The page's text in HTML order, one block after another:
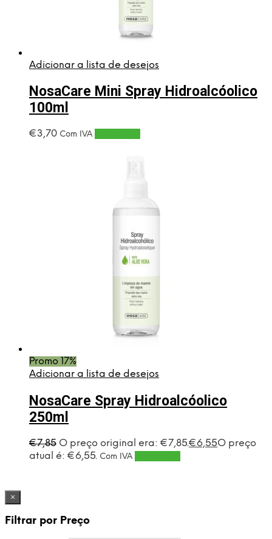
Adicionar a lista de desejos
NosaCare Mini Spray Hidroalcóolico
100ml
€3,70 Com IVA
Promo 17%
Adicionar a lista de desejos
NosaCare Spray Hidroalcóolico
250ml
€7,85 O preço original era: €7,85.€6,55O preço
atual é: €6,55. Com IVA
×
Filtrar por Preço